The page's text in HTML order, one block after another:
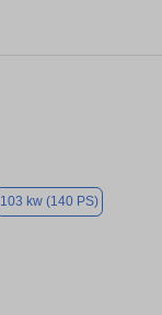
103 kw (140 PS)